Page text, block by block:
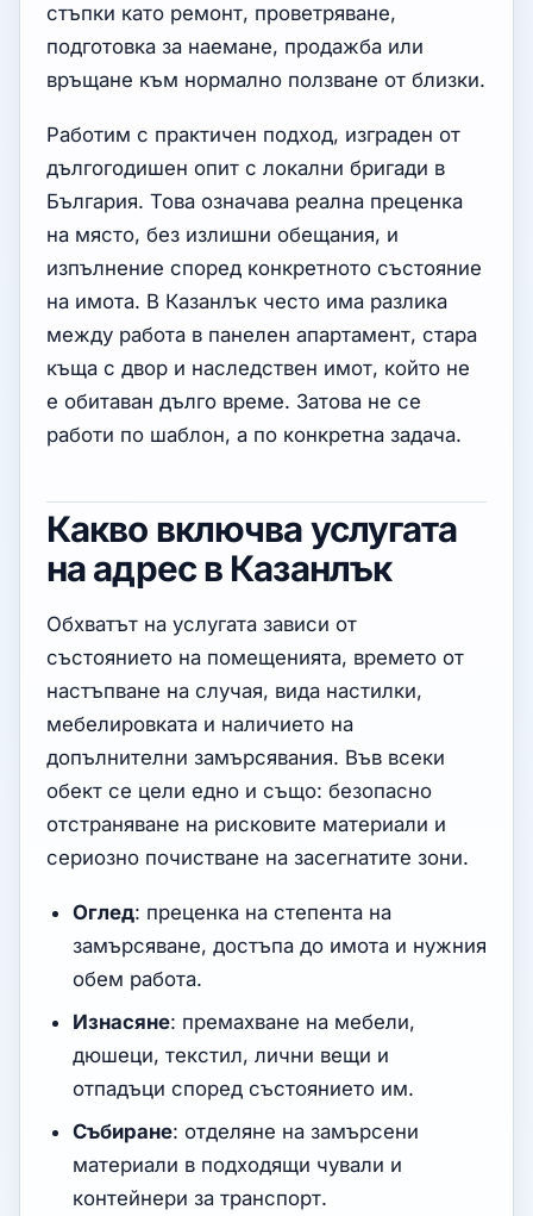
стъпки като ремонт, проветряване,
подготовка за наемане, продажба или
връщане към нормално ползване от близки.
Работим с практичен подход, изграден от
дългогодишен опит с локални бригади в
България. Това означава реална преценка
на място, без излишни обещания, и
изпълнение според конкретното състояние
на имота. В Казанлък често има разлика
между работа в панелен апартамент, стара
къща с двор и наследствен имот, който не
е обитаван дълго време. Затова не се
работи по шаблон, а по конкретна задача.
Какво включва услугата
на адрес в Казанлък
Обхватът на услугата зависи от
състоянието на помещенията, времето от
настъпване на случая, вида настилки,
мебелировката и наличието на
допълнителни замърсявания. Във всеки
обект се цели едно и също: безопасно
отстраняване на рисковите материали и
сериозно почистване на засегнатите зони.
Оглед: преценка на степента на
замърсяване, достъпа до имота и нужния
обем работа.
Изнасяне: премахване на мебели,
дюшеци, текстил, лични вещи и
отпадъци според състоянието им.
Събиране: отделяне на замърсени
материали в подходящи чували и
контейнери за транспорт.